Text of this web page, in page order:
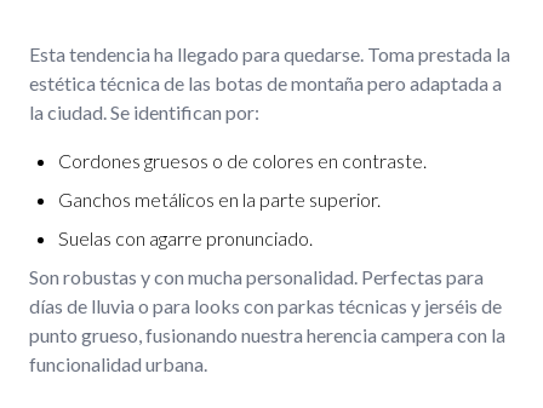
Esta tendencia ha llegado para quedarse. Toma prestada la
estética técnica de las botas de montaña pero adaptada a
la ciudad. Se identifican por:
Cordones gruesos o de colores en contraste.
Ganchos metálicos en la parte superior.
Suelas con agarre pronunciado.
Son robustas y con mucha personalidad. Perfectas para
días de lluvia o para looks con parkas técnicas y jerséis de
punto grueso, fusionando nuestra herencia campera con la
funcionalidad urbana.